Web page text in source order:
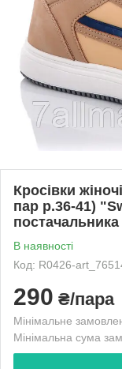
Кросівки
пар р.36-41)
постачальника
В наявності
Код: R0426-
290 ₴/пара
Мінімальне
Мінімальна сума